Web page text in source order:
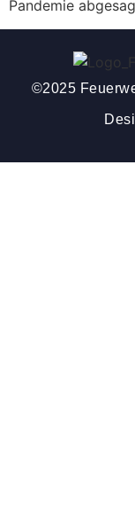
Pandemie
©2025